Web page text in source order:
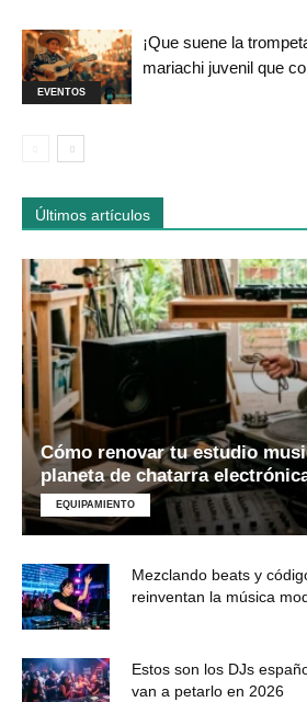
EVENTOS
¡Que suene la
mariachi juvenil que
Últimos artículos
Cómo renovar tu estudio
planeta de chatarra
EQUIPAMIENTO
Mezclando beats y
reinventan la música
Estos son los DJs
van a petarlo en 2026